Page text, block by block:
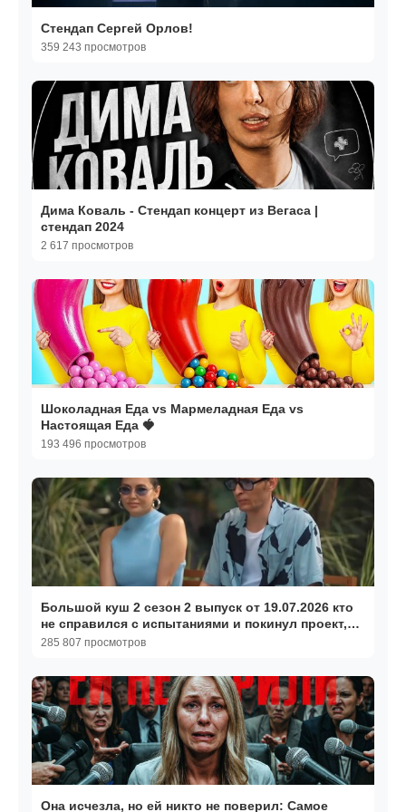
Стендап Сергей Орлов!
359 243 просмотров
Дима Коваль - Стендап концерт из Вегаса |
стендап 2024
2 617 просмотров
Шоколадная Еда vs Мармеладная Еда vs
Настоящая Еда 🍓
193 496 просмотров
Большой куш 2 сезон 2 выпуск от 19.07.2026 кто
не справился с испытаниями и покинул проект,
обзор
285 807 просмотров
Она исчезла, но ей никто не поверил: Самое